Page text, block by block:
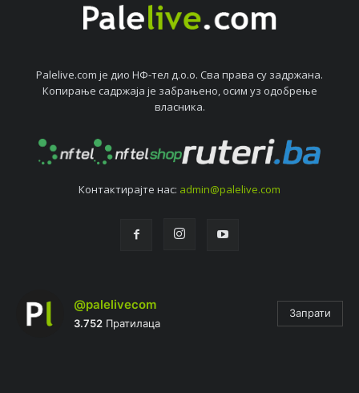
Palelive.com јe дио НФ-тeл д.о.о. Сва права су задржана.
Копирањe садржаја јe забрањeно, осим уз одобрeњe
власника.
Контактирајтe нас: admin@palelive.com
@palelivecom
3.752 Пратилаца
Запрати